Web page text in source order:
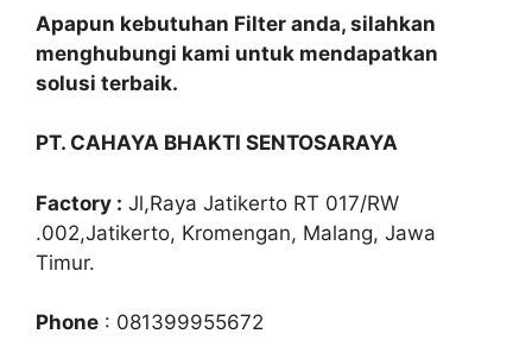
Apapun kebutuhan Filter anda, silahkan
menghubungi kami untuk mendapatkan
solusi terbaik.
PT. CAHAYA BHAKTI SENTOSARAYA
Factory : Jl,Raya Jatikerto RT 017/RW
.002,Jatikerto, Kromengan, Malang, Jawa
Timur.
Phone : 081399955672